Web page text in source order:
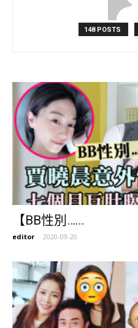
148 POSTS
【BB性別…...
editor - 2020-09-20